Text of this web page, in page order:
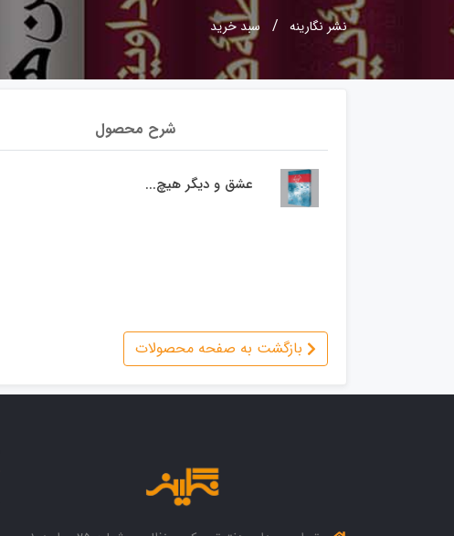
نشر نگارینه سبد خرید
شرح محصول
عشق و دیگر هیچ...
بازگشت به صفحه محصولات